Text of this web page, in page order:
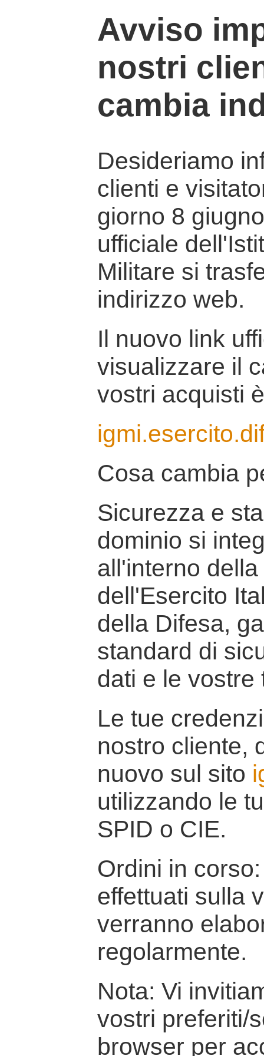
Avviso
nostri
cambia
Desideriamo
clienti e
giorno 8
ufficiale
Militare si
indirizzo web.
Il nuovo link
visualizzare il
vostri acquisti
Cosa cambia
Sicurezza e
dominio si
all'interno
dell'Esercito
della Difesa,
standard di
dati e le vostre
Le tue
nostro cliente,
nuovo sul sito
utilizzando le
SPID o CIE.
Ordini in
effettuati sulla
verranno
regolarmente.
Nota: Vi
vostri preferiti/
browser per